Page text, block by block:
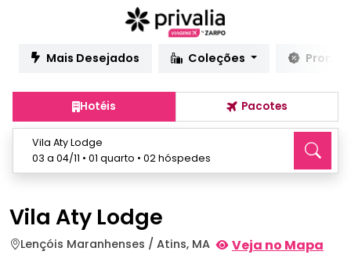
Mais Desejados Coleções
Hotéis Pacotes
Vila Aty Lodge
03 a 04/11 • 01 quarto • 02 hóspedes
Vila Aty Lodge
Lençóis Maranhenses / Atins, MA Veja no Mapa